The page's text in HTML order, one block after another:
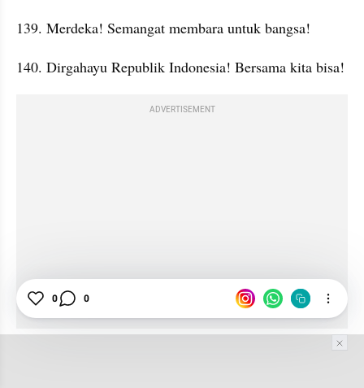
139. Merdeka! Semangat membara untuk bangsa!
140. Dirgahayu Republik Indonesia! Bersama kita bisa!
ADVERTISEMENT
0 0